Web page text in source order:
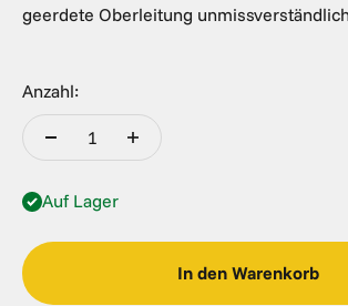
geerdete Oberleitung
Anzahl:
Auf Lager
In den Warenkorb